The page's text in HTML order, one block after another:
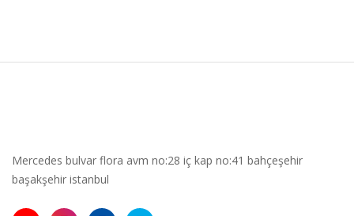
Mercedes bulvar flora avm no:28 iç kap no:41 bahçeşehir
başakşehir istanbul